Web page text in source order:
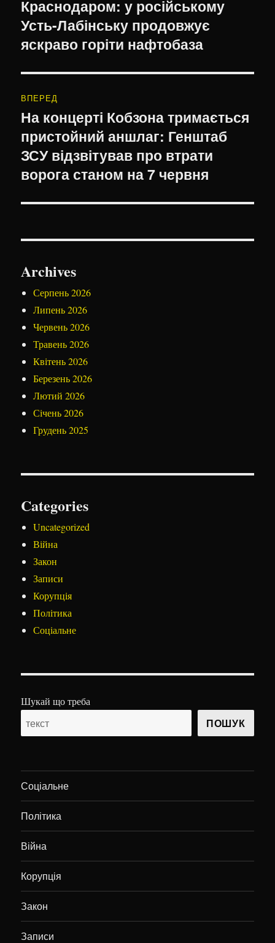
запис:
Краснодаром: у російському
Усть-Лабінську продовжує
яскраво горіти нафтобаза
ВПЕРЕД
Наступний
запис:
На концерті Кобзона тримається
пристойний аншлаг: Генштаб
ЗСУ відзвітував про втрати
ворога станом на 7 червня
Archives
Серпень 2026
Липень 2026
Червень 2026
Травень 2026
Квітень 2026
Березень 2026
Лютий 2026
Січень 2026
Грудень 2025
Categories
Uncategorized
Війна
Закон
Записи
Корупція
Політика
Соціальне
Шукай що треба
ПОШУК
Соціальне
Політика
Війна
Корупція
Закон
Записи